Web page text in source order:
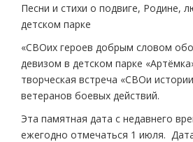
Песни и стихи о подвиге, Родине,
детском парке
«СВОих героев добрым словом
девизом в детском парке
творческая встреча «СВОи
ветеранов боевых действий.
Эта памятная дата с недавнего
ежегодно отмечаться 1 июля.